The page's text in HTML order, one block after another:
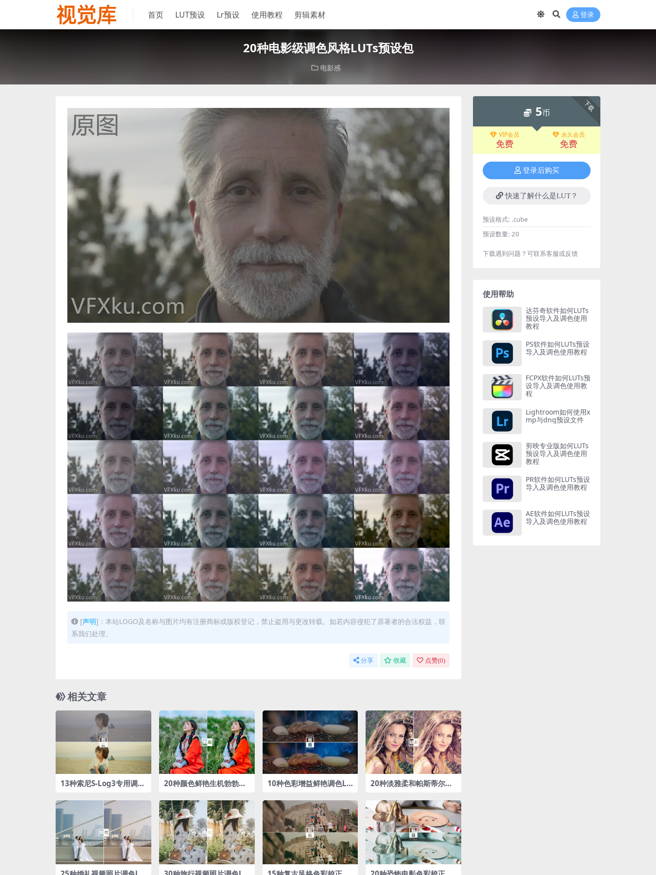
首页 LUT预设 Lr预设 使用教程 剪辑素材 登录
20种电影级调色风格LUTs预设包
电影感
[声明]：本站LOGO及名称与图片均有注册商标或版权登记，禁止盗用与更改转载。如若内容侵犯了原著者的合法权益，联
系我们处理。
分享 收藏 点赞(0)
相关文章
13种索尼S-Log3专用调色
20种颜色鲜艳生机勃勃调
10种色彩增益‌鲜艳调色LU
20种淡雅柔和帕斯蒂尔风
下载
5币
VIP会员
免费
永久会员
免费
登录后购买
快速了解什么是LUT？
预设格式: .cube
预设数量: 20
下载遇到问题？可联系客服或反馈
使用帮助
达芬奇软件如何LUTs
预设导入及调色使用
教程
PS软件如何LUTs预设
导入及调色使用教程
FCPX软件如何LUTs预
设导入及调色使用教
程
Lightroom如何使用x
mp与dng预设文件
剪映专业版如何LUTs
预设导入及调色使用
教程
PR软件如何LUTs预设
导入及调色使用教程
AE软件如何LUTs预设
导入及调色使用教程